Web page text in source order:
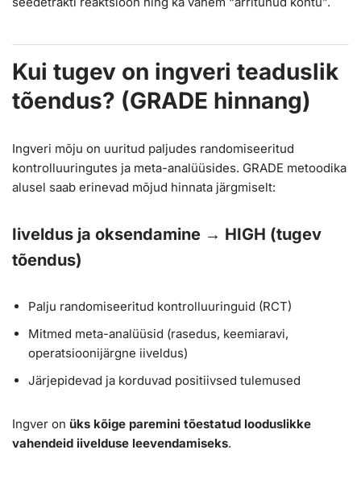
Kui tugev on ingveri teaduslik
tõendus? (GRADE hinnang)
Ingveri mõju on uuritud paljudes randomiseeritud
kontrolluuringutes ja meta-analüüsides. GRADE metoodika
alusel saab erinevad mõjud hinnata järgmiselt:
Iiveldus ja oksendamine → HIGH (tugev
tõendus)
Palju randomiseeritud kontrolluuringuid (RCT)
Mitmed meta-analüüsid (rasedus, keemiaravi,
operatsioonijärgne iiveldus)
Järjepidevad ja korduvad positiivsed tulemused
Ingver on üks kõige paremini tõestatud looduslikke
vahendeid iivelduse leevendamiseks.